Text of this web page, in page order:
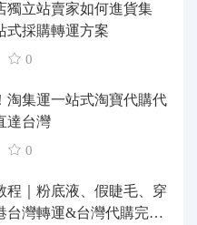
獨立站賣家如何進貨集
式採購轉運方案
0
淘集運一站式淘寶代購代
達台灣
0
程｜粉底液、假睫毛、穿
台灣轉運&台灣代購完整